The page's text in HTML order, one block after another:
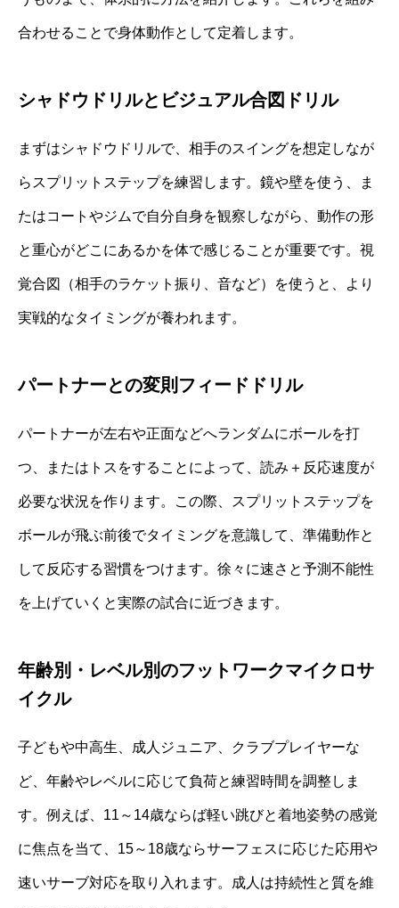
合わせることで身体動作として定着します。
シャドウドリルとビジュアル合図ドリル
まずはシャドウドリルで、相手のスイングを想定しなが
らスプリットステップを練習します。鏡や壁を使う、ま
たはコートやジムで自分自身を観察しながら、動作の形
と重心がどこにあるかを体で感じることが重要です。視
覚合図（相手のラケット振り、音など）を使うと、より
実戦的なタイミングが養われます。
パートナーとの変則フィードドリル
パートナーが左右や正面などへランダムにボールを打
つ、またはトスをすることによって、読み＋反応速度が
必要な状況を作ります。この際、スプリットステップを
ボールが飛ぶ前後でタイミングを意識して、準備動作と
して反応する習慣をつけます。徐々に速さと予測不能性
を上げていくと実際の試合に近づきます。
年齢別・レベル別のフットワークマイクロサ
イクル
子どもや中高生、成人ジュニア、クラブプレイヤーな
ど、年齢やレベルに応じて負荷と練習時間を調整しま
す。例えば、11～14歳ならば軽い跳びと着地姿勢の感覚
に焦点を当て、15～18歳ならサーフェスに応じた応用や
速いサーブ対応を取り入れます。成人は持続性と質を維